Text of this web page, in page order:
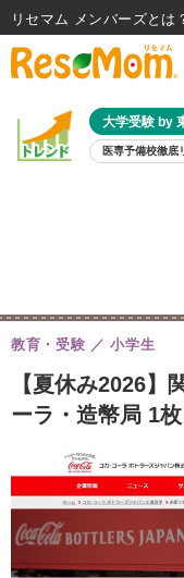
大学受験 by
医専予備校徹底
【夏休み2026
ーラ・造幣局 1
教育・受験 小学生
リセマム メンバーズ